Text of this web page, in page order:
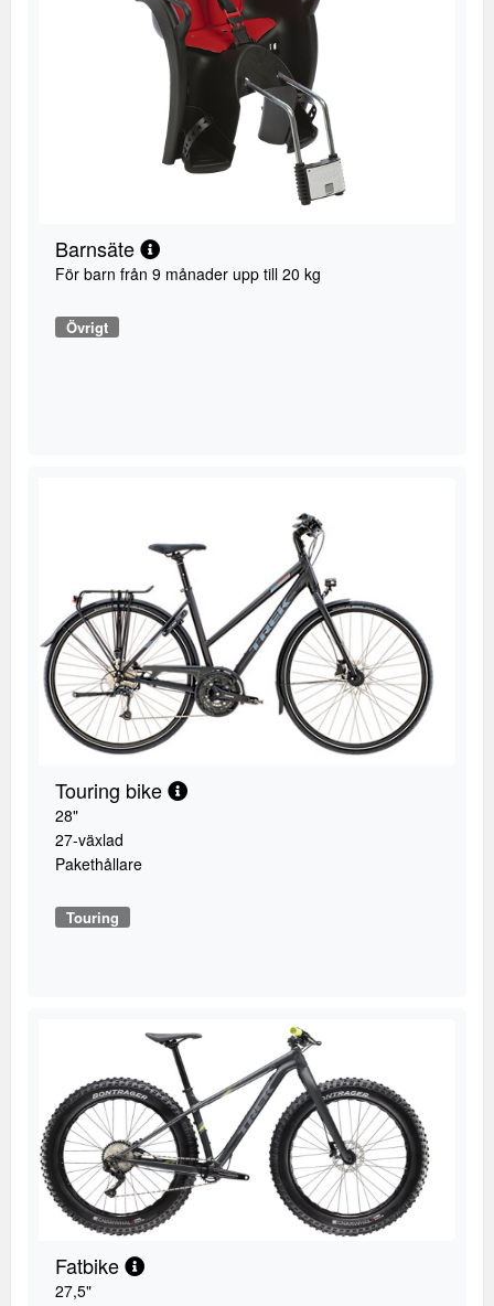
Övrigt
Barnsäte
För barn från 9 månader upp till 20 kg
Touring
Touring bike
28"
27-växlad
Pakethållare
Fatbike
27,5"